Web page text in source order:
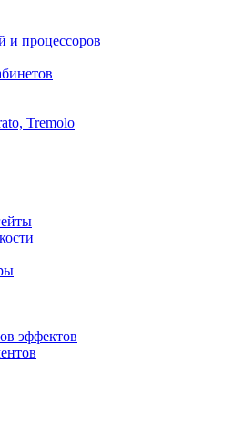
и процессоров
Tremolo
эффектов